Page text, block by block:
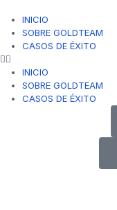
INICIO
SOBRE GOLDTEAM
CASOS DE ÉXITO
INICIO
SOBRE GOLDTEAM
CASOS DE ÉXITO